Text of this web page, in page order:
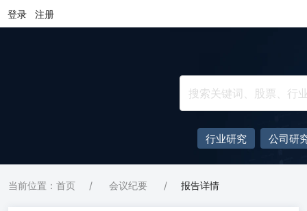
登录 注册
行业研究 公司研
当前位置：首页 / 会议纪要 / 报告详情